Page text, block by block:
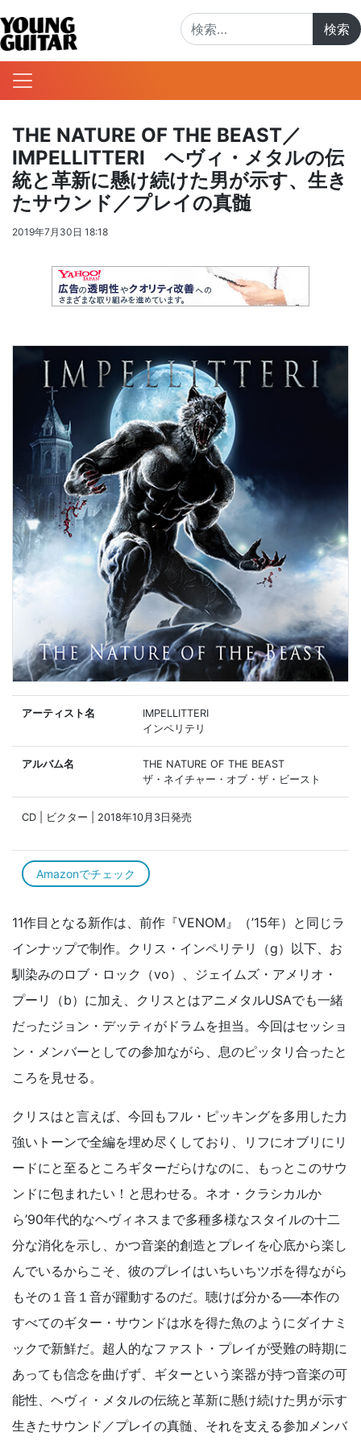
THE NATURE OF THE BEAST／
IMPELLITTERI ヘヴィ・メタルの伝
統と革新に懸け続けた男が示す、生き
たサウンド／プレイの真髄
2019年7月30日 18:18
アーティスト名
IMPELLITTERI
インペリテリ
アルバム名
THE NATURE OF THE BEAST
ザ・ネイチャー・オブ・ザ・ビースト
CD | ビクター | 2018年10月3日発売
Amazonでチェック
11作目となる新作は、前作『VENOM』（’15年）と同じラ
インナップで制作。クリス・インペリテリ（g）以下、お
馴染みのロブ・ロック（vo）、ジェイムズ・アメリオ・
プーリ（b）に加え、クリスとはアニメタルUSAでも一緒
だったジョン・デッティがドラムを担当。今回はセッショ
ン・メンバーとしての参加ながら、息のピッタリ合ったと
ころを見せる。
クリスはと言えば、今回もフル・ピッキングを多用した力
強いトーンで全編を埋め尽くしており、リフにオブリにリ
ードにと至るところギターだらけなのに、もっとこのサウ
ンドに包まれたい！と思わせる。ネオ・クラシカルか
ら’90年代的なヘヴィネスまで多種多様なスタイルの十二
分な消化を示し、かつ音楽的創造とプレイを心底から楽し
んでいるからこそ、彼のプレイはいちいちツボを得ながら
もその１音１音が躍動するのだ。聴けば分かる──本作の
すべてのギター・サウンドは水を得た魚のようにダイナミ
ックで新鮮だ。超人的なファスト・プレイが受難の時期に
あっても信念を曲げず、ギターという楽器が持つ音楽の可
能性、ヘヴィ・メタルの伝統と革新に懸け続けた男が示す
生きたサウンド／プレイの真髄、それを支える参加メンバ